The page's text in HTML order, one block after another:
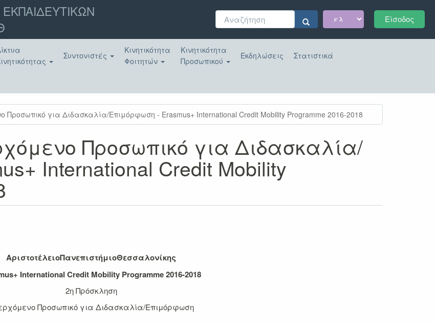
Είσοδος
Φόρμα
αναζήτησης
Αναζήτηση
Συντονιστές
Κινητικότητα
Φοιτητών
Κινητικότητα
Προσωπικού
Εκδηλώσεις Στατιστικά
Προσωπικό για Διδασκαλία/Επιμόρφωση - Erasmus+ International Credit Mobility Programme 2016-2018
Προσωπικό για Διδασκαλία/
International Credit Mobility
ΑριστοτέλειοΠανεπιστήμιοΘεσσαλονίκης
International Credit Mobility Programme 2016-2018
2η Πρόσκληση
Προσωπικό για Διδασκαλία/Επιμόρφωση